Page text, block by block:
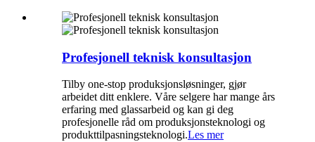
Profesjonell teknisk konsultasjon
Tilby one-stop produksjonsløsninger, gjør
arbeidet ditt enklere. Våre selgere har mange års
erfaring med glassarbeid og kan gi deg
profesjonelle råd om produksjonsteknologi og
produkttilpasningsteknologi.Les mer